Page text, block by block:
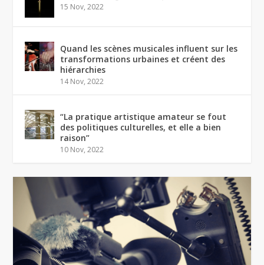
15 Nov, 2022
Quand les scènes musicales influent sur les
transformations urbaines et créent des
hiérarchies
14 Nov, 2022
“La pratique artistique amateur se fout
des politiques culturelles, et elle a bien
raison”
10 Nov, 2022